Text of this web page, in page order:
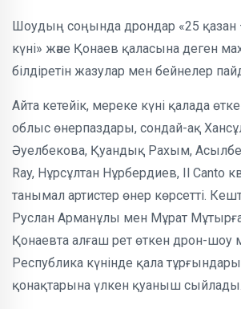
Шоудың соңында дрондар «25 қазан
күні» және Қонаев қаласына деген
білдіретін жазулар мен бейнелер
Айта кетейік, мереке күні қалада
облыс өнерпаздары, сондай-ақ
Әуелбекова, Қуандық Рахым,
Ray, Нұрсұлтан Нұрбердиев, Il Canto
танымал артистер өнер көрсетті.
Руслан Арманұлы мен Мұрат
Қонаевта алғаш рет өткен дрон-шоу
Республика күнінде қала
қонақтарына үлкен қуаныш сыйлады.